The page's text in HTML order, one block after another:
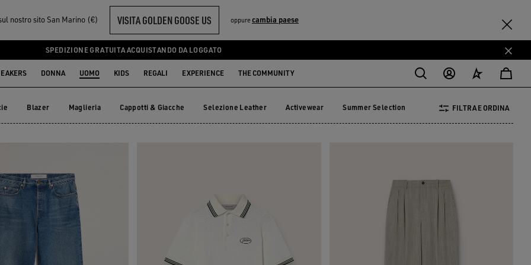
nostro sito San Marino (€) VISITA GOLDEN GOOSE US oppurecambia paese
SPEDIZIONE GRATUITA ACQUISTANDO DA LOGGATO
DONNA UOMO KIDS REGALI EXPERIENCE THE COMMUNITY
Blazer
Blazer
Maglieria
Maglieria
Cappotti & Giacche
Cappotti & Giacche
Selezione Leather
Selezione Leather
Activewear
Activewear
Summer Selection
Summer Selection
FILTRA E ORDINA